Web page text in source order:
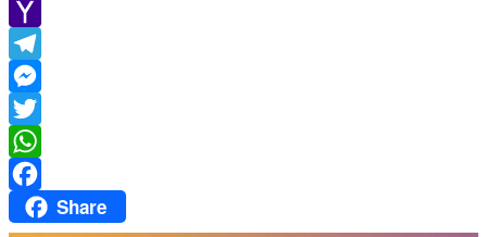
Gmail
Yahoo
Mail
Telegram
Messenger
Twitter
WhatsApp
FacebookShare